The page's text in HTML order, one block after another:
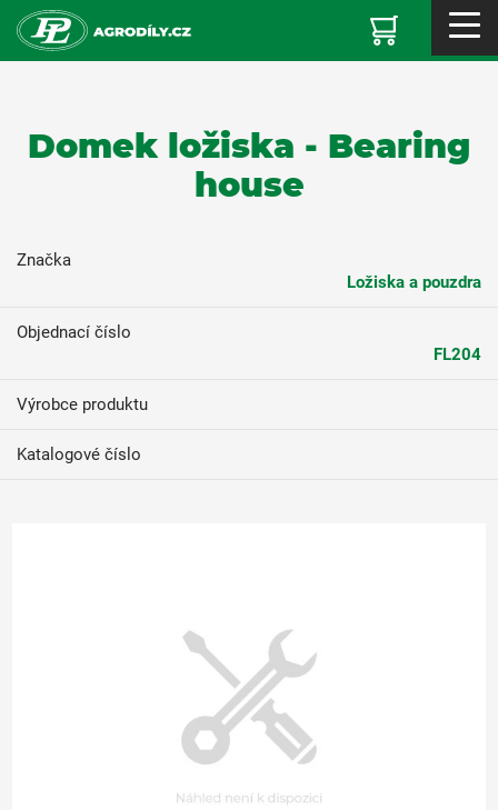
Domek ložiska - Bearing
house
Značka
Ložiska a pouzdra
Objednací číslo
FL204
Výrobce produktu
Katalogové číslo